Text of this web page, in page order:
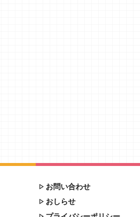
お問い合わせ
おしらせ